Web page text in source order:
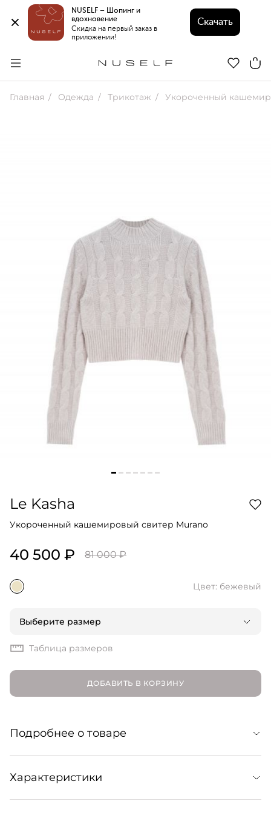
NUSELF – Шопинг и
вдохновение
Скидка на первый заказ в
приложении!
Скачать
Главная Одежда Трикотаж Укороченный кашемировый
Le Kasha
Укороченный кашемировый свитер Murano
40 500 ₽ 81 000 ₽
Цвет: бежевый
Выберите размер
Таблица размеров
ДОБАВИТЬ В КОРЗИНУ
Подробнее о товаре
Облегающий свитер из мягкой кашемировой пряжи.
Лаконичный дизайн обыгран фактурным плетением
Характеристики